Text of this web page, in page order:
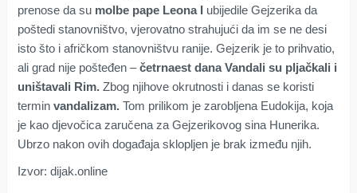
prenose da su molbe pape Leona Iubijedile Gejzerika da
poštedi stanovništvo, vjerovatno strahujući da im se ne desi
isto što i afričkom stanovništvu ranije. Gejzerik je to prihvatio,
ali grad nije pošteđen –četrnaest dana Vandali su pljačkali i
uništavali Rim.Zbog njihove okrutnosti i danas se koristi
termin vandalizam.Tom prilikom je zarobljena Eudokija, koja
je kao djevočica zaručena za Gejzerikovog sina Hunerika.
Ubrzo nakon ovih događaja sklopljen je brak između njih.
Izvor: dijak.online